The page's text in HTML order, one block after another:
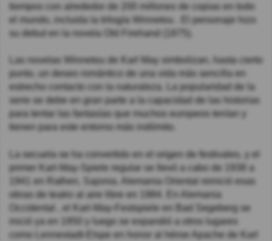
tiempos con alrededor de 200 millones de copias en todo
el mundo, incluida la trilogía Winnetou . El personaje hizo
su debut en la novela Old Firehand (1875).
Las novelas Winnetou de Karl May simbolizan, hasta cierto
punto, un deseo romántico de una vida más sencilla en
estrecho contacto con la naturaleza. La popularidad de la
serie se debe en gran parte a la capacidad de las historias
para tentar las fantasías que muchos europeos tenían y
tienen para este entorno más indómito.
La secuela se ha convertido en el origen de festivales, y el
primer Karl-May-Spiele regular se llevó a cabo de 1938 a
1941 en Rathen, Sajonia. Alemania Oriental reinició esas
obras de teatro al aire libre en 1984. En Alemania
Occidental , el Karl-May-Festspiele en Bad Segeberg se
inició ya en 1950 y luego se expandió a otros lugares
como Lennestadt-Elspe en honor al héroe Apache de Karl